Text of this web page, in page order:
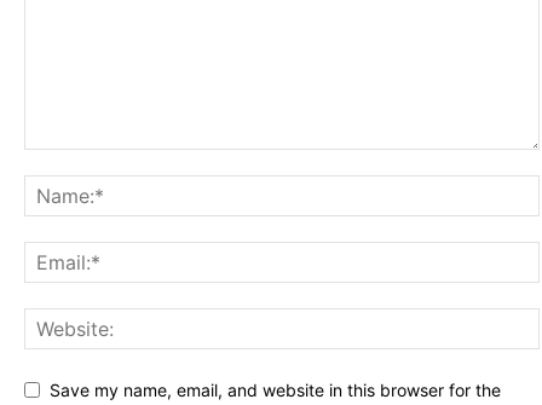
Save my name, email, and website in this browser for the